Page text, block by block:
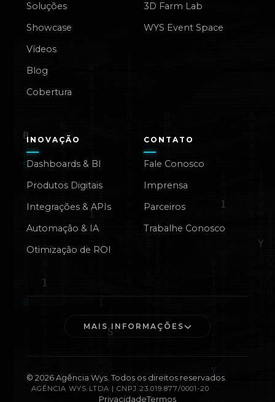
Soluções
Showcase
Vídeos
Blog
Cobertura
3D Farm Lab
WYS Event Space
INOVAÇÃO
Dashboards & BI
Produtos Digitais
Integrações & APIs
Automação & IA
Otimização de ROI
CONTATO
Fale Conosco
Imprensa
Parceiros
Trabalhe Conosco
MAIS INFORMAÇÕES
© 2026Agência Wys. Todos os direitos reservados.
AGÊNCIA WYS LTDA | CNPJ 23.019.877/0001-20
PrivacidadeTermos